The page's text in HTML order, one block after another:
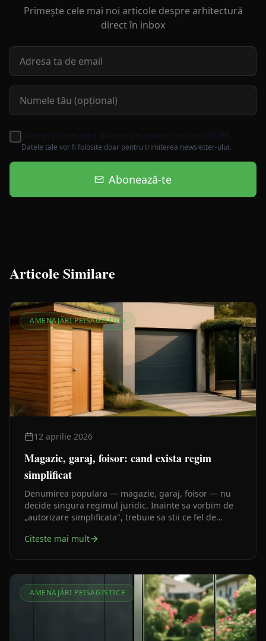
Primește cele mai noi articole despre arhitectură
direct în inbox
Accept procesarea datelor personale conform GDPR
Datele tale vor fi folosite doar pentru trimiterea newsletter-ului.
Abonează-te
Articole Similare
AMENAJĂRI PEISAGISTICE
12 aprilie 2026
Magazie, garaj, foisor: cand exista regim
simplificat
Denumirea populara — magazie, garaj, foisor — nu
decide singura regimul juridic. Inainte sa vorbim de
„autorizare simplificata", trebuie sa stii ce fel de
Citeste mai mult
AMENAJĂRI PEISAGISTICE